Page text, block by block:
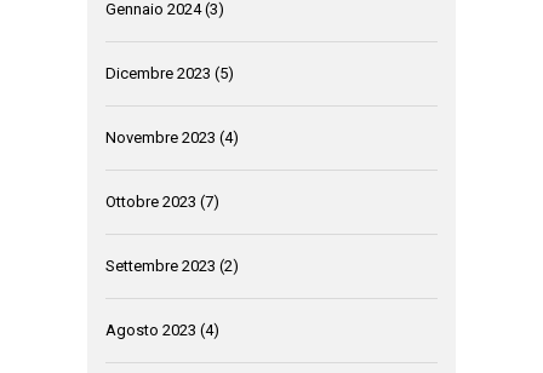
Gennaio 2024(3)
Dicembre 2023 (5)
Novembre 2023 (4)
Ottobre 2023 (7)
Settembre 2023 (2)
Agosto 2023 (4)